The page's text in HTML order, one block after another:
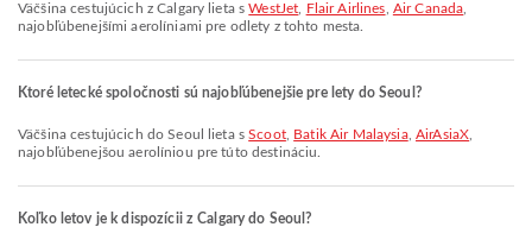
Väčšina cestujúcich z Calgary lieta sWestJet Flair Airlines Air Canada
najobľúbenejšími aerolíniami pre odlety z tohto mesta.
Ktoré letecké spoločnosti sú najobľúbenejšie pre lety do Seoul?
Väčšina cestujúcich do Seoul lieta sScoot, Batik Air Malaysia, AirAsiaX
najobľúbenejšou aerolíniou pre túto destináciu.
Koľko letov je k dispozícii z Calgary do Seoul?